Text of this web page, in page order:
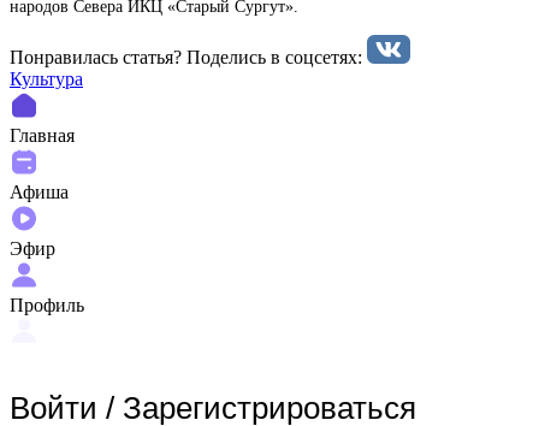
народов Севера ИКЦ «Старый Сургут».
Понравилась статья? Поделиcь в соцсетях:
Культура
Главная
Афиша
Эфир
Профиль
Войти / Зарегистрироваться